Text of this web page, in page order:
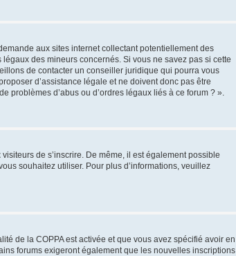
aux sites internet collectant potentiellement des
des mineurs concernés. Si vous ne savez pas si cette
de contacter un conseiller juridique qui pourra vous
d’assistance légale et ne doivent donc pas être
problèmes d’abus ou d’ordres légaux liés à ce forum ? ».
de s’inscrire. De même, il est également possible
souhaitez utiliser. Pour plus d’informations, veuillez
de la COPPA est activée et que vous avez spécifié avoir en
forums exigeront également que les nouvelles inscriptions